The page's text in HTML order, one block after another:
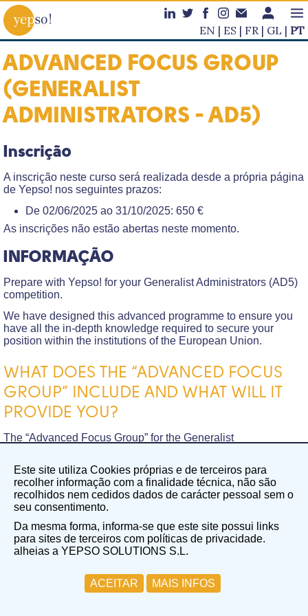
EN ES FR GL PT
ADVANCED FOCUS GROUP
(GENERALIST
ADMINISTRATORS - AD5)
Inscrição
A inscrição neste curso será realizada desde a própria página
de Yepso! nos seguintes prazos:
De 02/06/2025 ao 31/10/2025: 650 €
As inscrições não estão abertas neste momento.
INFORMAÇÃO
Prepare with Yepso! for your Generalist Administrators (AD5)
competition.
We have designed this advanced programme to ensure you
have all the in-depth knowledge required to secure your
position within the institutions of the European Union.
WHAT DOES THE “ADVANCED FOCUS
GROUP” INCLUDE AND WHAT WILL IT
PROVIDE YOU?
The “Advanced Focus Group” for the Generalist
the necessary tools to deepen your preparation and make the
most of your knowledge to succeed in this selection process.
Participation in this group includes:
completing your application form.
You may request a review of your application form for
Access to three express courses (each over two hours
long) covering all reasoning test types:
Este site utiliza Cookies próprias e de terceiros para
recolher informação com a finalidade técnica, não são
recolhidos nem cedidos dados de carácter pessoal sem o
seu consentimento.
Da mesma forma, informa-se que este site possui links
para sites de terceiros com políticas de privacidade.
alheias a YEPSO SOLUTIONS S.L.
ACEITAR MAIS INFOS